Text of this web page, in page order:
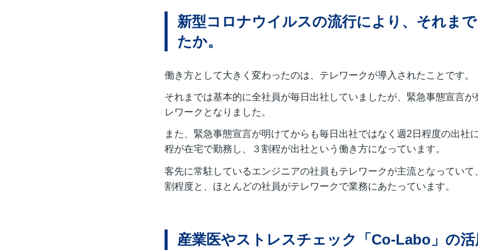
新型コロナウイルスの流行により、それま
たか。
働き方として大きく変わったのは、テレワークが導入されたことです。
それまでは基本的に全社員が毎日出社していましたが、緊急事態宣言
レワークとなりました。
また、緊急事態宣言が明けてからも毎日出社ではなく週2日程度の出社
程が在宅で勤務し、３割程が出社という働き方になっています。
客先に常駐しているエンジニアの社員もテレワークが主流となってい
割程度と、ほとんどの社員がテレワークで業務にあたっています。
産業医やストレスチェック「Co-Labo」の